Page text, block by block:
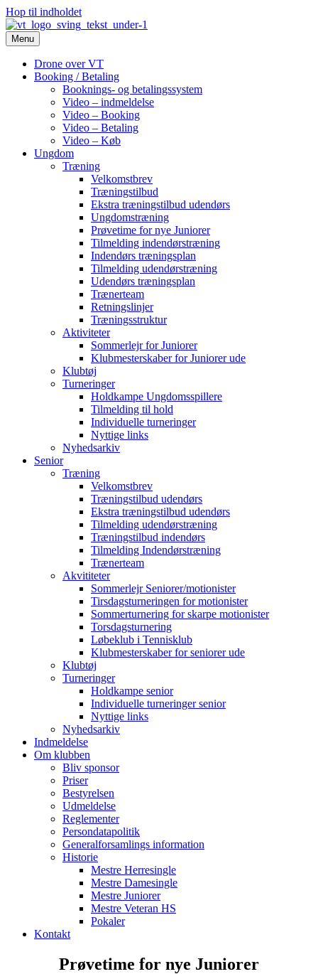
Hop til indholdet
Menu
Drone over VT
Booking / Betaling
Booknings- og betalingssystem
Video – indmeldelse
Video – Booking
Video – Betaling
Video – Køb
Ungdom
Træning
Velkomstbrev
Træningstilbud
Ekstra træningstilbud udendørs
Ungdomstræning
Prøvetime for nye Juniorer
Tilmelding indendørstræning
Indendørs træningsplan
Tilmelding udendørstræning
Udendørs træningsplan
Trænerteam
Retningslinjer
Træningsstruktur
Aktiviteter
Sommerlejr for Juniorer
Klubmesterskaber for Juniorer ude
Klubtøj
Turneringer
Holdkampe Ungdomsspillere
Tilmelding til hold
Individuelle turneringer
Nyttige links
Nyhedsarkiv
Senior
Træning
Velkomstbrev
Træningstilbud udendørs
Ekstra træningstilbud udendørs
Tilmelding udendørstræning
Træningstilbud indendørs
Tilmelding Indendørstræning
Trænerteam
Akvititeter
Sommerlejr Seniorer/motionister
Tirsdagsturneringen for motionister
Sommerturnering for skarpe motionister
Torsdagsturnering
Løbeklub i Tennisklub
Klubmesterskaber for seniorer ude
Klubtøj
Turneringer
Holdkampe senior
Individuelle turneringer senior
Nyttige links
Nyhedsarkiv
Indmeldelse
Om klubben
Bliv sponsor
Priser
Bestyrelsen
Udmeldelse
Reglementer
Persondatapolitik
Generalforsamlings information
Historie
Mestre Herresingle
Mestre Damesingle
Mestre Juniorer
Mestre Veteran HS
Pokaler
Kontakt
Prøvetime for nye Juniorer